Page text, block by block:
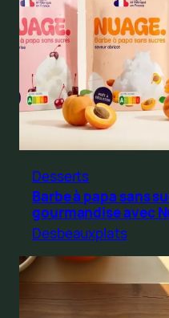
Desserts
Barbe à papa sans
gourmandise avec
Desbeauxplats